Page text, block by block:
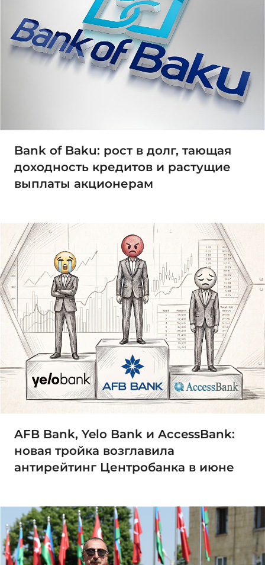
Bank of Baku: рост в долг, тающая
доходность кредитов и растущие
выплаты акционерам
AFB Bank, Yelo Bank и AccessBank:
новая тройка возглавила
антирейтинг Центробанка в июне